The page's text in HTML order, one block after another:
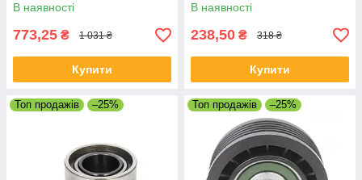
В наявності
773,25 ₴ 1 031 ₴
Купити
В наявності
238,50 ₴ 318 ₴
Купити
Топ продажів –25% Топ продажів –25%